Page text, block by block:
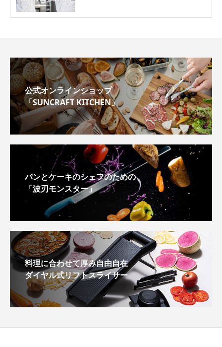
公式オンラインショップ
「SUNCRAFT KITCHEN」
パンとケーキのシェフのための
「波刃モンスター」
料理に合わせて厚み自由自在
ダイヤル式リフトスライサー